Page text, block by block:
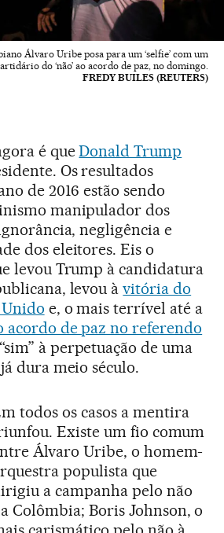
Álvaro Uribe posa para um ‘selfie’ com um
do ‘não’ ao acordo de paz, no domingo.
FREDY BUILES (REUTERS)
é queDonald Trump
Os resultados
de 2016 estão sendo
manipulador dos
negligência e
dos eleitores. Eis o
levou Trump à candidatura
levou àvitória do
e, o mais terrível até a
acordo de paz no referendo
à perpetuação de uma
dura meio século.
todos os casos a mentira
Existe um fio comum
Álvaro Uribe, o homem-
populista que
a campanha pelo não
Colômbia; Boris Johnson, o